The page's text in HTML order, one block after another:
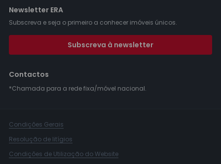
Newsletter ERA
Subscreva e seja o primeiro a conhecer imóveis únicos.
Subscreva à newsletter
Contactos
*Chamada para a rede fixa/móvel nacional.
Condições Gerais
Resolução de litígios
Condições de Utilização do Website